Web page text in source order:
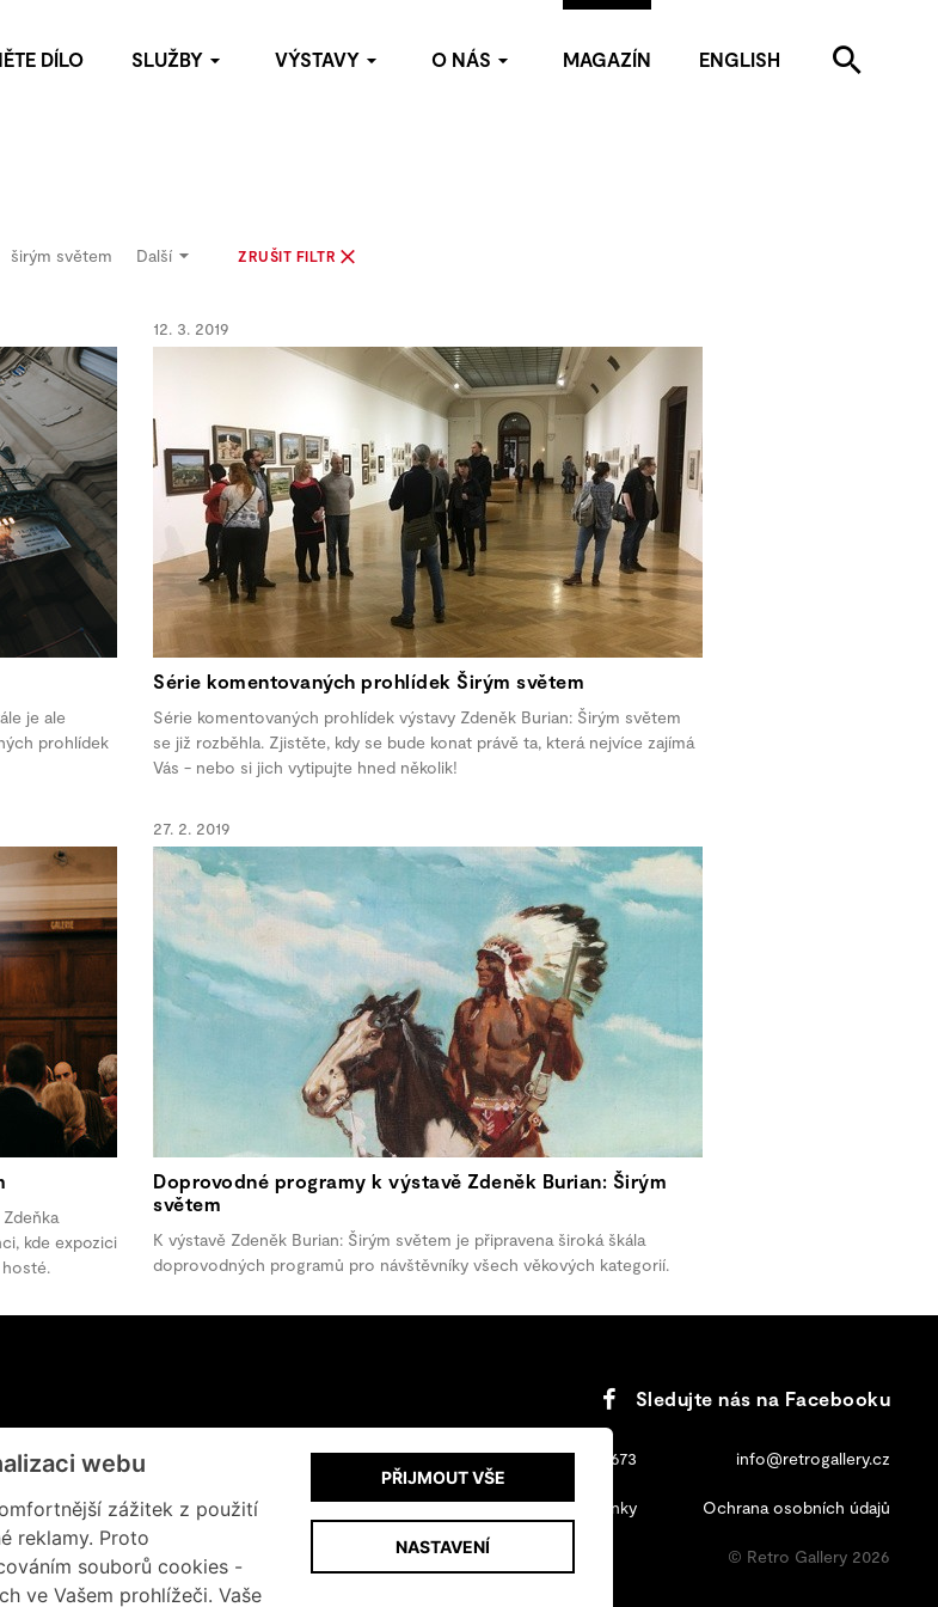
DÍLO SLUŽBY VÝSTAVY O NÁS MAGAZÍN ENGLISH
širým světem Další ZRUŠIT FILTR
je ale
prohlídek
12. 3. 2019
Série komentovaných prohlídek Širým světem
Série komentovaných prohlídek výstavy Zdeněk Burian: Širým světem
se již rozběhla. Zjistěte, kdy se bude konat právě ta, která nejvíce zajímá
Vás - nebo si jich vytipujte hned několik!
kde expozici
27. 2. 2019
Doprovodné programy k výstavě Zdeněk Burian: Širým
světem
K výstavě Zdeněk Burian: Širým světem je připravena široká škála
doprovodných programů pro návštěvníky všech věkových kategorií.
Sledujte nás na Facebooku
+420 602 200 928 +420 702 131 673 info@retrogallery.cz
Informace o cookies Obchodní podmínky Ochrana osobních údajů
© Retro Gallery 2026
webu
zážitek z použití
reklamy. Proto
souborů cookies -
ve Vašem prohlížeči. Vaše
PŘIJMOUT VŠE
NASTAVENÍ